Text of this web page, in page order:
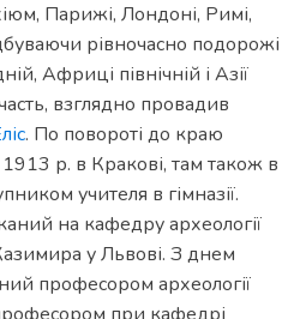
Парижі, Лондоні, Римі,
рівночасно подорожі
Африці північній і Азії
взглядно провадив
. По повороті до краю
1913 р. в Кракові, там також в
учителя в гімназії.
на кафедру археології
у Львові. З днем
професором археології